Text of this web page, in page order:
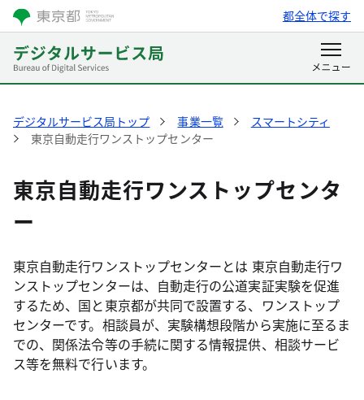
都全体で探す
デジタルサービス局トップ 事業一覧
スマートシティ
東京自動走行ワンストップセンター
東京自動走行ワンストップセンタ
ー
東京自動走行ワンストップセンターとは 東京自動走行ワ
ンストップセンターは、自動走行の公道実証実験を促進
するため、国と東京都が共同で設置する、ワンストップ
センターです。相談員が、実験構想段階から実施に至るま
での、関係法令等の手続に関する情報提供、相談サービ
ス等を無料で行います。